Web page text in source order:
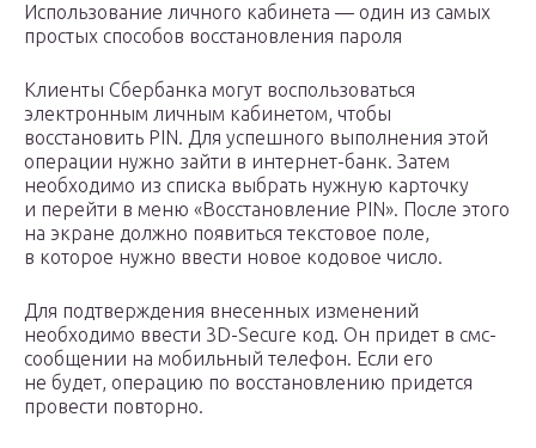
Использование личного кабинета — один из самых
простых способов восстановления пароля
Клиенты Сбербанка могут воспользоваться
электронным личным кабинетом, чтобы
восстановить PIN. Для успешного выполнения этой
операции нужно зайти в интернет-банк. Затем
необходимо из списка выбрать нужную карточку
и перейти в меню «Восстановление PIN». После этого
на экране должно появиться текстовое поле,
в которое нужно ввести новое кодовое число.
Для подтверждения внесенных изменений
необходимо ввести 3D-Secure код. Он придет в смс-
сообщении на мобильный телефон. Если его
не будет, операцию по восстановлению придется
провести повторно.